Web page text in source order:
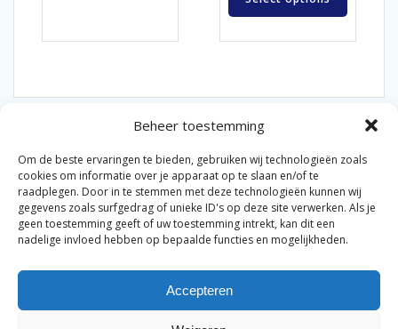
Beheer toestemming
Om de beste ervaringen te bieden, gebruiken wij technologieën zoals
cookies om informatie over je apparaat op te slaan en/of te
raadplegen. Door in te stemmen met deze technologieën kunnen wij
gegevens zoals surfgedrag of unieke ID's op deze site verwerken. Als je
geen toestemming geeft of uw toestemming intrekt, kan dit een
nadelige invloed hebben op bepaalde functies en mogelijkheden.
Accepteren
© 2026 Van der Bel Las en Radiateurenbedrijf.
Privacyverklaring|Cookiebeleid|Retourbeleid|
Algemene voorwaarden voor consumenten
algemene voorwaarden
Disclaimer